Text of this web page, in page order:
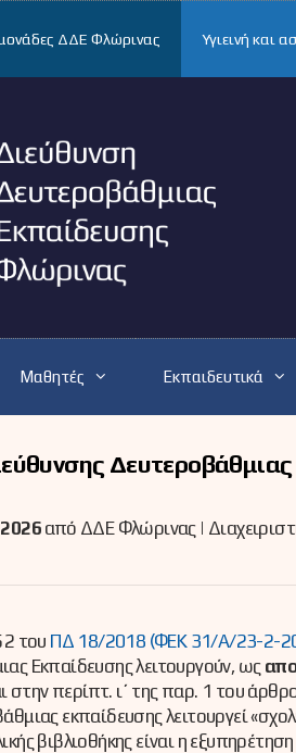
μονάδες ΔΔΕ Φλώρινας Υγιεινή και
Μαθητές Εκπαιδευτικά
2026 από ΔΔΕ Φλώρινας |
του ΠΔ 18/2018 (ΦΕΚ 31/Α/23-2-
Εκπαίδευσης λειτουργούν, ως
περίπτ. ι΄ της παρ. 1 του
εκπαίδευσης λειτουργεί
βιβλιοθήκης είναι η